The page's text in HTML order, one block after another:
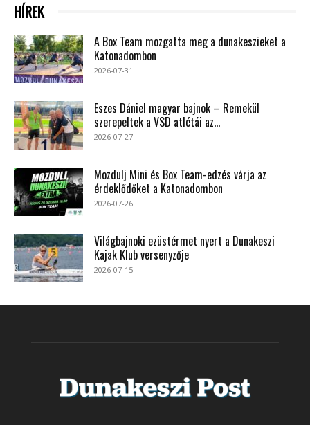
HÍREK
A Box Team mozgatta meg a dunakeszieket a
Katonadombon
2026-07-31
Eszes Dániel magyar bajnok – Remekül
szerepeltek a VSD atlétái az...
2026-07-27
Mozdulj Mini és Box Team-edzés várja az
érdeklődőket a Katonadombon
2026-07-26
Világbajnoki ezüstérmet nyert a Dunakeszi
Kajak Klub versenyzője
2026-07-15